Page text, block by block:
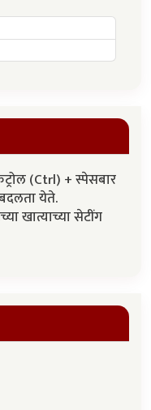
(Ctrl) + स्पेसबार
येते.
खात्याच्या सेटींग